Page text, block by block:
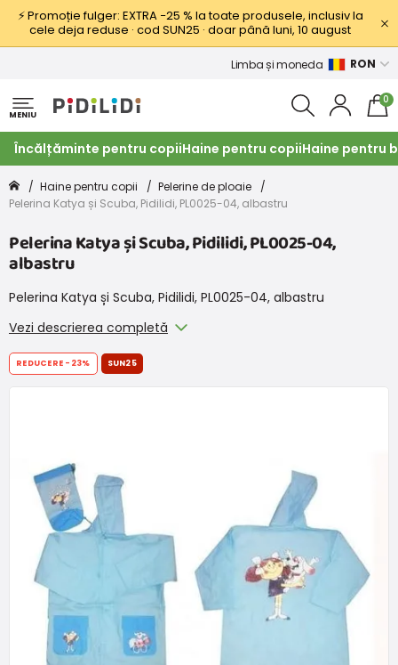
⚡ Promoție fulger: EXTRA −25 % la toate produsele, inclusiv la
cele deja reduse · cod SUN25 · doar până luni, 10 august
Limba și moneda RON
MENIU
0
Încălțăminte pentru copiiHaine pentru copiiHaine pentru
Haine pentru copii
Pelerine de ploaie
Pelerina Katya și Scuba, Pidilidi, PL0025-04, albastru
Pelerina Katya și Scuba, Pidilidi, PL0025-04,
albastru
Pelerina Katya și Scuba, Pidilidi, PL0025-04, albastru
Vezi descrierea completă
REDUCERE -23% SUN25